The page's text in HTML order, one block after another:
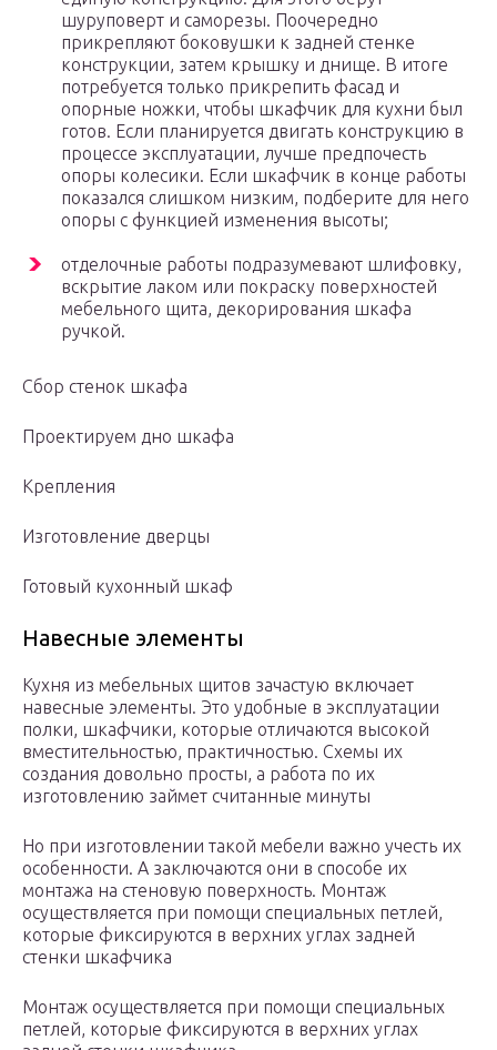
шуруповерт и саморезы. Поочередно
прикрепляют боковушки к задней стенке
конструкции, затем крышку и днище. В итоге
потребуется только прикрепить фасад и
опорные ножки, чтобы шкафчик для кухни был
готов. Если планируется двигать конструкцию в
процессе эксплуатации, лучше предпочесть
опоры колесики. Если шкафчик в конце работы
показался слишком низким, подберите для него
опоры с функцией изменения высоты;
отделочные работы подразумевают шлифовку,
вскрытие лаком или покраску поверхностей
мебельного щита, декорирования шкафа
ручкой.
Сбор стенок шкафа
Проектируем дно шкафа
Крепления
Изготовление дверцы
Готовый кухонный шкаф
Навесные элементы
Кухня из мебельных щитов зачастую включает
навесные элементы. Это удобные в эксплуатации
полки, шкафчики, которые отличаются высокой
вместительностью, практичностью. Схемы их
создания довольно просты, а работа по их
изготовлению займет считанные минуты
Но при изготовлении такой мебели важно учесть их
особенности. А заключаются они в способе их
монтажа на стеновую поверхность. Монтаж
осуществляется при помощи специальных петлей,
которые фиксируются в верхних углах задней
стенки шкафчика
Монтаж осуществляется при помощи специальных
петлей, которые фиксируются в верхних углах